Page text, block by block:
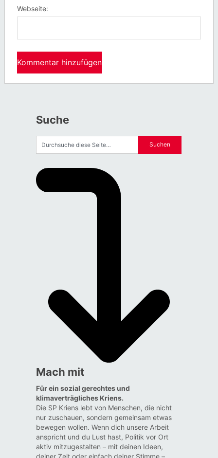
Webseite:
Suche
Mach mit
Für ein sozial gerechtes und
klimaverträgliches Kriens.
Die SP Kriens lebt von Menschen, die nicht
nur zuschauen, sondern gemeinsam etwas
bewegen wollen. Wenn dich unsere Arbeit
anspricht und du Lust hast, Politik vor Ort
aktiv mitzugestalten – mit deinen Ideen,
deiner Zeit oder einfach deiner Stimme –